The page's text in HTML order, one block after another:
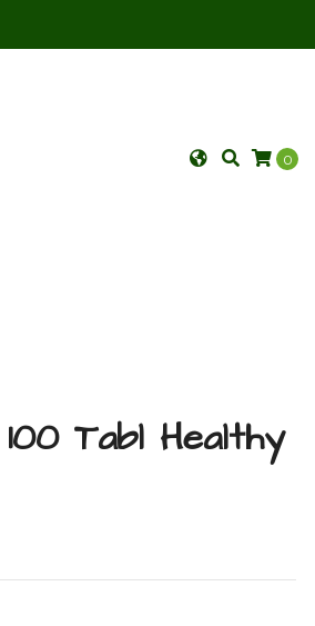
0
Tabl Healthy